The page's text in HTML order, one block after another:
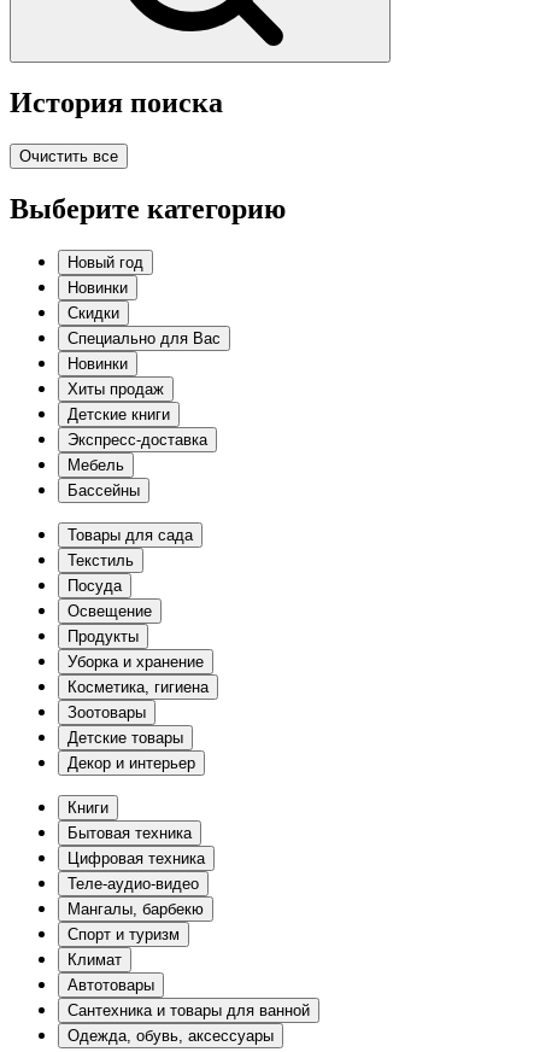
История поиска
Очистить все
Выберите категорию
Новый год
Новинки
Скидки
Специально для Вас
Новинки
Хиты продаж
Детские книги
Экспресс-доставка
Мебель
Бассейны
Товары для сада
Текстиль
Посуда
Освещение
Продукты
Уборка и хранение
Косметика, гигиена
Зоотовары
Детские товары
Декор и интерьер
Книги
Бытовая техника
Цифровая техника
Теле-аудио-видео
Мангалы, барбекю
Спорт и туризм
Климат
Автотовары
Сантехника и товары для ванной
Одежда, обувь, аксессуары